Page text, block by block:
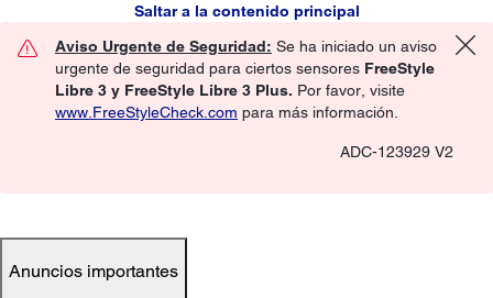
Saltar a la contenido principal
Aviso Urgente de Seguridad: Se ha iniciado un aviso
urgente de seguridad para ciertos sensores FreeStyle
Libre 3 y FreeStyle Libre 3 Plus. Por favor, visite
www.FreeStyleCheck.com para más información.
ADC-123929 V2
Anuncios importantes